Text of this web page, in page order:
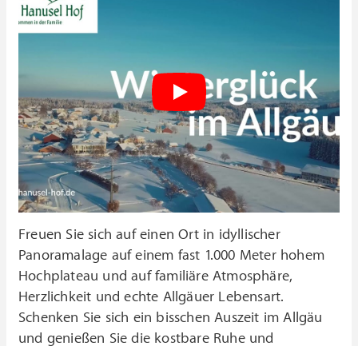
Freuen Sie sich auf einen Ort in idyllischer
Panoramalage auf einem fast 1.000 Meter hohem
Hochplateau und auf familiäre Atmosphäre,
Herzlichkeit und echte Allgäuer Lebensart.
Schenken Sie sich ein bisschen Auszeit im Allgäu
und genießen Sie die kostbare Ruhe und